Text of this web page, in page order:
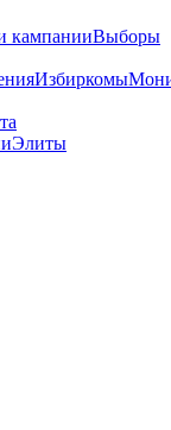
кампанииВыборы
Избиркомы
Элиты